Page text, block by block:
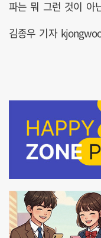
파는 뭐 그런 것이 아
김종우 기자